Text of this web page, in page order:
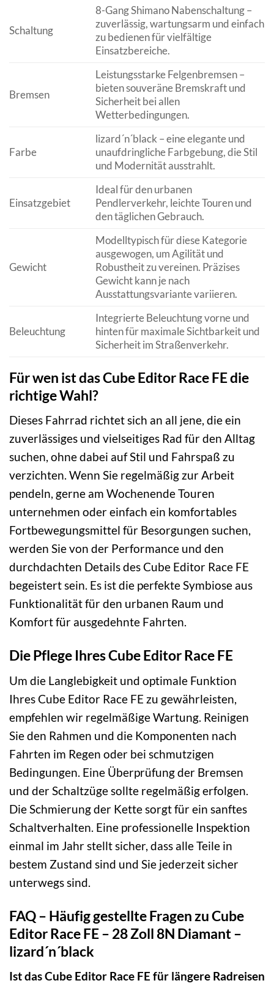
Schaltung
8-Gang Shimano Nabenschaltung –
zuverlässig, wartungsarm und einfach
zu bedienen für vielfältige
Einsatzbereiche.
Bremsen
Leistungsstarke Felgenbremsen –
bieten souveräne Bremskraft und
Sicherheit bei allen
Wetterbedingungen.
Farbe
lizard´n´black – eine elegante und
unaufdringliche Farbgebung, die Stil
und Modernität ausstrahlt.
Einsatzgebiet
Ideal für den urbanen
Pendlerverkehr, leichte Touren und
den täglichen Gebrauch.
Gewicht
Modelltypisch für diese Kategorie
ausgewogen, um Agilität und
Robustheit zu vereinen. Präzises
Gewicht kann je nach
Ausstattungsvariante variieren.
Beleuchtung
Integrierte Beleuchtung vorne und
hinten für maximale Sichtbarkeit und
Sicherheit im Straßenverkehr.
Für wen ist das Cube Editor Race FE die
richtige Wahl?
Dieses Fahrrad richtet sich an all jene, die ein
zuverlässiges und vielseitiges Rad für den Alltag
suchen, ohne dabei auf Stil und Fahrspaß zu
verzichten. Wenn Sie regelmäßig zur Arbeit
pendeln, gerne am Wochenende Touren
unternehmen oder einfach ein komfortables
Fortbewegungsmittel für Besorgungen suchen,
werden Sie von der Performance und den
durchdachten Details des Cube Editor Race FE
begeistert sein. Es ist die perfekte Symbiose aus
Funktionalität für den urbanen Raum und
Komfort für ausgedehnte Fahrten.
Die Pflege Ihres Cube Editor Race FE
Um die Langlebigkeit und optimale Funktion
Ihres Cube Editor Race FE zu gewährleisten,
empfehlen wir regelmäßige Wartung. Reinigen
Sie den Rahmen und die Komponenten nach
Fahrten im Regen oder bei schmutzigen
Bedingungen. Eine Überprüfung der Bremsen
und der Schaltzüge sollte regelmäßig erfolgen.
Die Schmierung der Kette sorgt für ein sanftes
Schaltverhalten. Eine professionelle Inspektion
einmal im Jahr stellt sicher, dass alle Teile in
bestem Zustand sind und Sie jederzeit sicher
unterwegs sind.
FAQ – Häufig gestellte Fragen zu Cube
Editor Race FE – 28 Zoll 8N Diamant –
lizard´n´black
Ist das Cube Editor Race FE für längere Radreisen